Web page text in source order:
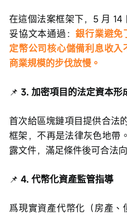
在這個法案框架下，5 月
妥協文本通過：銀行業避免
定幣公司核心儲備利息收
商業規模的步伐放慢。
📌 3. 加密項目的法定資本形
首次給區塊鏈項目提供合法
框架，不再是法律灰色地帶
露文件，滿足條件後可合法
📌 4. 代幣化資產監管指導
爲現實資產代幣化（房產